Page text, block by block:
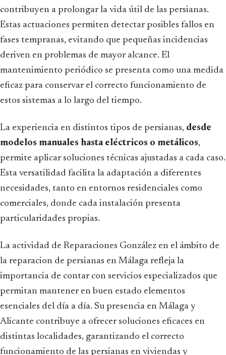
contribuyen a prolongar la vida útil de las persianas.
Estas actuaciones permiten detectar posibles fallos en
fases tempranas, evitando que pequeñas incidencias
deriven en problemas de mayor alcance. El
mantenimiento periódico se presenta como una medida
eficaz para conservar el correcto funcionamiento de
estos sistemas a lo largo del tiempo.
La experiencia en distintos tipos de persianas, desde
modelos manuales hasta eléctricos o metálicos,
permite aplicar soluciones técnicas ajustadas a cada caso.
Esta versatilidad facilita la adaptación a diferentes
necesidades, tanto en entornos residenciales como
comerciales, donde cada instalación presenta
particularidades propias.
La actividad de Reparaciones González en el ámbito de
la reparacion de persianas en Málaga refleja la
importancia de contar con servicios especializados que
permitan mantener en buen estado elementos
esenciales del día a día. Su presencia en Málaga y
Alicante contribuye a ofrecer soluciones eficaces en
distintas localidades, garantizando el correcto
funcionamiento de las persianas en viviendas y